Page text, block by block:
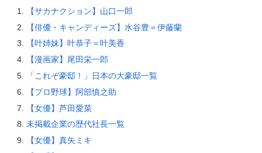
【サカナクション】山口一郎
【俳優・キャンディーズ】水谷豊＝伊藤蘭
【叶姉妹】叶恭子＝叶美香
【漫画家】尾田栄一郎
「これぞ豪邸！」日本の大豪邸一覧
【プロ野球】阿部慎之助
【女優】芦田愛菜
未掲載企業の歴代社長一覧
【女優】真矢ミキ